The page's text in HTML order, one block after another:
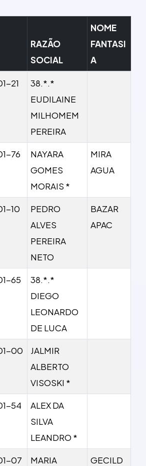
RAZÃO
SOCIAL
NOME
FANTASI
A
21
38.*.*
EUDILAINE
MILHOMEM
PEREIRA
76
NAYARA
GOMES
MORAIS *
MIRA
AGUA
10
PEDRO
ALVES
PEREIRA
NETO
BAZAR
APAC
65
38.*.*
DIEGO
LEONARDO
DE LUCA
00
JALMIR
ALBERTO
VISOSKI *
54
ALEX DA
SILVA
LEANDRO *
07
MARIA
GECILD